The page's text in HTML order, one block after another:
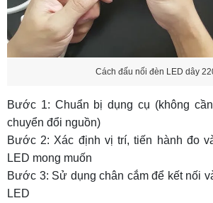
Cách đấu nối đèn LED dây
Bước 1: Chuẩn bị dụng cụ (không
chuyển đổi nguồn)
Bước 2: Xác định vị trí, tiến hành đo
LED mong muốn
Bước 3: Sử dụng chân cắm để kết nối
LED